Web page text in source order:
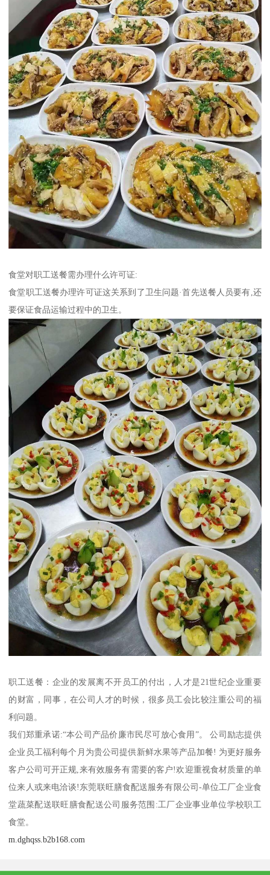
食堂对职工送餐需办理什么许可证:
食堂职工送餐办理许可证这关系到了卫生问题·首先送餐人员要有,还
要保证食品运输过程中的卫生。
职工送餐：企业的发展离不开员工的付出，人才是21世纪企业重要
的财富，同事，在公司人才的时候，很多员工会比较注重公司的福
利问题。
我们郑重承诺:“本公司产品价廉市民尽可放心食用”。 公司励志提供
企业员工福利每个月为贵公司提供新鲜水果等产品加餐! 为更好服务
客户公司可开正规,来有效服务有需要的客户!欢迎重视食材质量的单
位来人或来电洽谈!东莞联旺膳食配送服务有限公司-单位工厂企业食
堂蔬菜配送联旺膳食配送公司服务范围:工厂企业事业单位学校职工
食堂。
m.dghqss.b2b168.com